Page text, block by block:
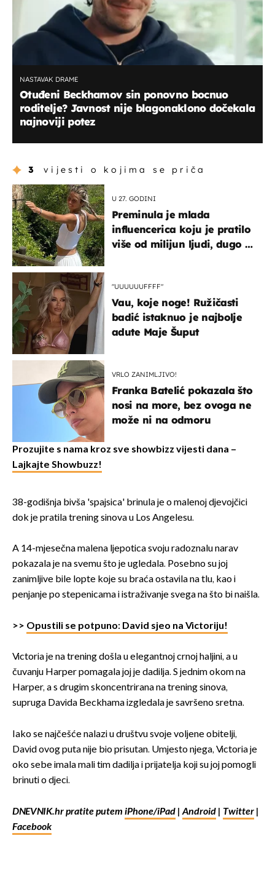
NASTAVAK DRAME
Otuđeni Beckhamov sin ponovno bocnuo
roditelje? Javnost nije blagonaklono dočekala
najnoviji potez
3 vijesti o kojima se priča
U 27. GODINI
Preminula je mlada
influencerica koju je pratilo
više od milijun ljudi, dugo se
"UUUUUUFFFF"
Vau, koje noge! Ružičasti
badić istaknuo je najbolje
adute Maje Šuput
VRLO ZANIMLJIVO!
Franka Batelić pokazala što
nosi na more, bez ovoga ne
može ni na odmoru
Prozujite s nama kroz sve showbizz vijesti dana –
Lajkajte Showbuzz!
38-godišnja bivša 'spajsica' brinula je o malenoj djevojčici
dok je pratila trening sinova u Los Angelesu.
A 14-mjesečna malena ljepotica svoju radoznalu narav
pokazala je na svemu što je ugledala. Posebno su joj
zanimljive bile lopte koje su braća ostavila na tlu, kao i
penjanje po stepenicama i istraživanje svega na što bi naišla.
>> Opustili se potpuno: David sjeo na Victoriju!
Victoria je na trening došla u elegantnoj crnoj haljini, a u
čuvanju Harper pomagala joj je dadilja. S jednim okom na
Harper, a s drugim skoncentrirana na trening sinova,
supruga Davida Beckhama izgledala je savršeno sretna.
Iako se najčešće nalazi u društvu svoje voljene obitelji,
David ovog puta nije bio prisutan. Umjesto njega, Victoria je
oko sebe imala mali tim dadilja i prijatelja koji su joj pomogli
brinuti o djeci.
DNEVNIK.hr pratite putem iPhone/iPad |Android | Twitter |
Facebook